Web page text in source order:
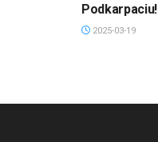
Podkarpaciu!
2025-03-19